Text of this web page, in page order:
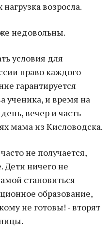
возросла.
недовольны.
условия для
право каждого
гарантируется
ученика, и время на
вечер и часть
мама из Кисловодска.
не получается,
Дети ничего не
становиться
образование,
не готовы! - вторят